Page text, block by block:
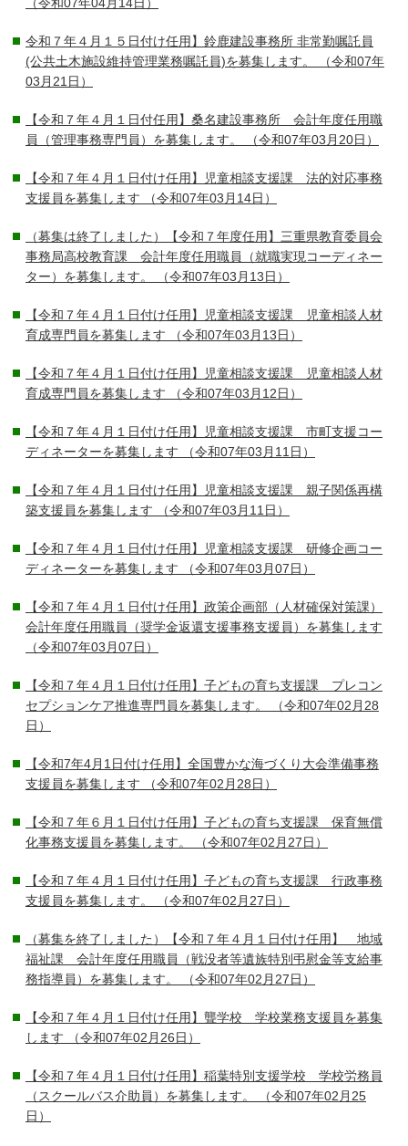
令和７年４月１５日付け任用】鈴鹿建設事務所 非常勤嘱託員
(公共土木施設維持管理業務嘱託員)を募集します。
（令和07年
03月21日）
【令和７年４月１日付任用】桑名建設事務所 会計年度任用職
員（管理事務専門員）を募集します。
（令和07年03月20日）
【令和７年４月１日付け任用】児童相談支援課 法的対応事務
支援員を募集します （令和07年03月14日）
（募集は終了しました）【令和７年度任用】三重県教育委員会
事務局高校教育課 会計年度任用職員（就職実現コーディネー
ター）を募集します。
（令和07年03月13日）
【令和７年４月１日付け任用】児童相談支援課 児童相談人材
育成専門員を募集します （令和07年03月13日）
【令和７年４月１日付け任用】児童相談支援課 児童相談人材
育成専門員を募集します （令和07年03月12日）
【令和７年４月１日付け任用】児童相談支援課 市町支援コー
ディネーターを募集します （令和07年03月11日）
【令和７年４月１日付け任用】児童相談支援課 親子関係再構
築支援員を募集します （令和07年03月11日）
【令和７年４月１日付け任用】児童相談支援課 研修企画コー
ディネーターを募集します （令和07年03月07日）
【令和７年４月１日付け任用】政策企画部（人材確保対策課）
会計年度任用職員（奨学金返還支援事務支援員）を募集します
（令和07年03月07日）
【令和７年４月１日付け任用】子どもの育ち支援課 プレコン
セプションケア推進専門員を募集します。
（令和07年02月28
日）
【令和7年4月1日付け任用】全国豊かな海づくり大会準備事務
支援員を募集します （令和07年02月28日）
【令和７年６月１日付け任用】子どもの育ち支援課 保育無償
化事務支援員を募集します。
（令和07年02月27日）
【令和７年４月１日付け任用】子どもの育ち支援課 行政事務
支援員を募集します。
（令和07年02月27日）
（募集を終了しました）【令和７年４月１日付け任用】 地域
福祉課 会計年度任用職員（戦没者等遺族特別弔慰金等支給事
務指導員）を募集します。
（令和07年02月27日）
【令和７年４月１日付け任用】聾学校 学校業務支援員を募集
します （令和07年02月26日）
【令和７年４月１日付け任用】稲葉特別支援学校 学校労務員
（スクールバス介助員）を募集します。
（令和07年02月25
日）